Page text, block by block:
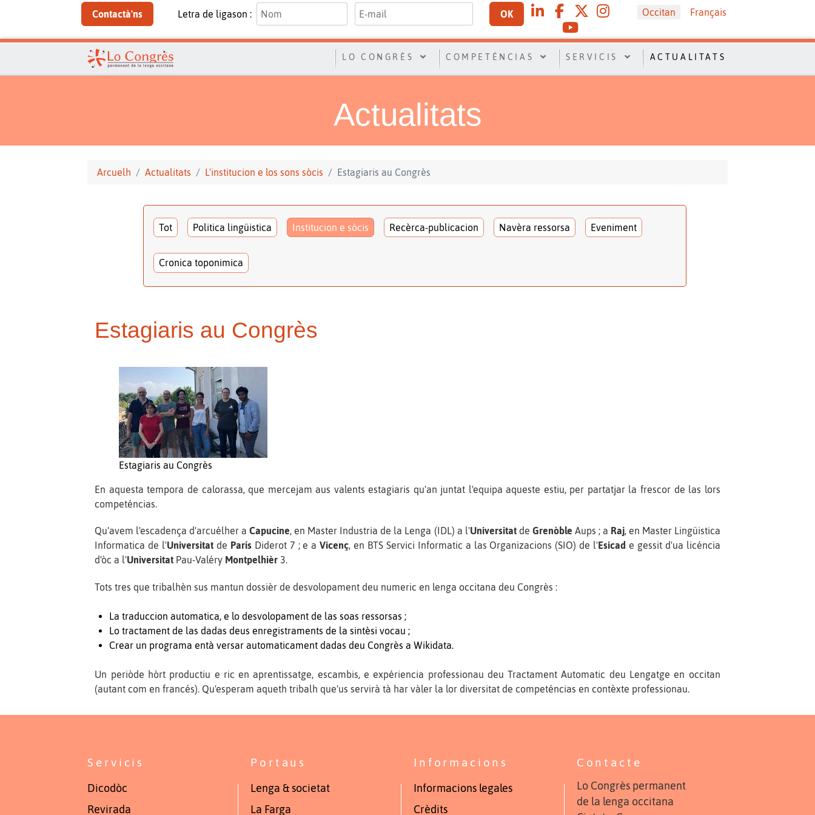
Contactà'ns Letra de ligason : OK Sélectionnez votre langue
Occitan Français
LO CONGRÈS COMPETÉNCIAS SERVICIS ACTUALITATS
Actualitats
Arcuelh Actualitats L'institucion e los sons sòcis Estagiaris au Congrès
Tot Politica lingüistica Institucion e sòcis Recèrca-publicacion Navèra ressorsa Eveniment
Cronica toponimica
Estagiaris au Congrès
Estagiaris au Congrès
En aquesta tempora de calorassa, que mercejam aus valents estagiaris qu'an juntat l'equipa aqueste estiu, per partatjar la frescor de las lors
competéncias.
Qu'avem l'escadença d'arcuélher aCapucine, en Master Industria de la Lenga (IDL) a l'Universitatde Grenòble Aups ; a Raj, en Master Lingüistica
Informatica de l'Universitat de ParísDiderot 7 ; e aVicenç, en BTS Servici Informatic a las Organizacions (SIO) de l'Esicad e gessit d'ua licéncia
d'òc a l'Universitat Pau-Valéry Montpelhièr 3.
Tots tres que tribalhèn sus mantun dossièr de desvolopament deu numeric en lenga occitana deu Congrès :
La traduccion automatica, e lo desvolopament de las soas ressorsas ;
Lo tractament de las dadas deus enregistraments de la sintèsi vocau ;
Crear un programa entà versar automaticament dadas deu Congrès a Wikidata.
Un periòde hòrt productiu e ric en aprentissatge, escambis, e expériencia professionau deu Tractament Automatic deu Lengatge en occitan
(autant com en francés). Qu'esperam aqueth tribalh que'us servirà tà har vàler la lor diversitat de competéncias en contèxte professionau.
Servicis
Dicodòc
Revirada
Portaus
Lenga & societat
La Farga
Informacions
Informacions legales
Crèdits
Contacte
Lo Congrès permanent
de la lenga occitana